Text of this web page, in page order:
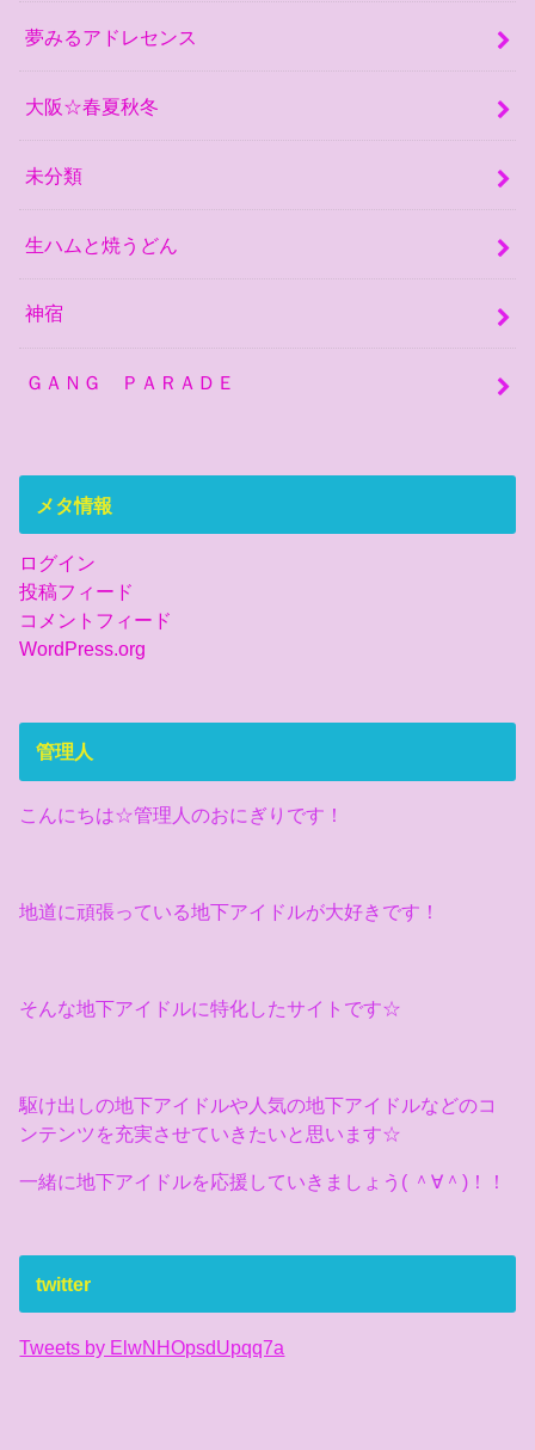
夢みるアドレセンス
大阪☆春夏秋冬
未分類
生ハムと焼うどん
神宿
ＧＡＮＧ ＰＡＲＡＤＥ
メタ情報
ログイン
投稿フィード
コメントフィード
WordPress.org
管理人
こんにちは☆管理人のおにぎりです！
地道に頑張っている地下アイドルが大好きです！
そんな地下アイドルに特化したサイトです☆
駆け出しの地下アイドルや人気の地下アイドルなどのコ
ンテンツを充実させていきたいと思います☆
一緒に地下アイドルを応援していきましょう( ＾∀＾)！！
twitter
Tweets by ElwNHOpsdUpqq7a